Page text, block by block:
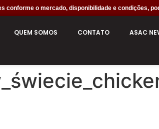
o mercado, disponibilidade e condições,
QUEM SOMOS CONTATO ASAC